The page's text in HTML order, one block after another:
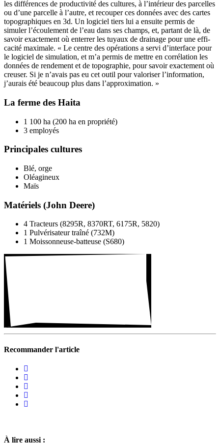
les diffé­rences de produc­ti­vité des cultures, à l’intérieur des parcelles
ou d’une parcelle à l’autre, et recouper ces données avec des cartes
topo­gra­phiques en 3d. Un logi­ciel tiers lui a ensuite permis de
simuler l’écoulement de l’eau dans ses champs, et, partant de là, de
savoir exac­te­ment où enterrer les tuyaux de drai­nage pour une effi­
ca­cité maxi­male. « Le centre des opéra­tions a servi d’interface pour
le logi­ciel de simu­la­tion, et m’a permis de mettre en corré­la­tion les
données de rende­ment et de topo­gra­phie, pour savoir exac­te­ment où
creuser. Si je n’avais pas eu cet outil pour valo­riser l’information,
j’aurais été beau­coup plus dans l’approximation. »
La ferme des Haita
1 100 ha (200 ha en propriété)
3 employés
Prin­ci­pales cultures
Blé, orge
Oléa­gi­neux
Maïs
Maté­riels (John Deere)
4 Trac­teurs (8295R, 8370RT, 6175R, 5820)
1 Pulvé­ri­sa­teur traîné (732M)
1 Mois­son­neuse-batteuse (S680)
Recommander l'article
À lire aussi :